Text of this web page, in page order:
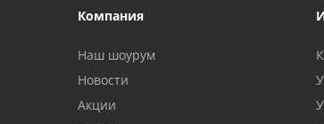
Компания
Наш шоурум
Новости
Акции